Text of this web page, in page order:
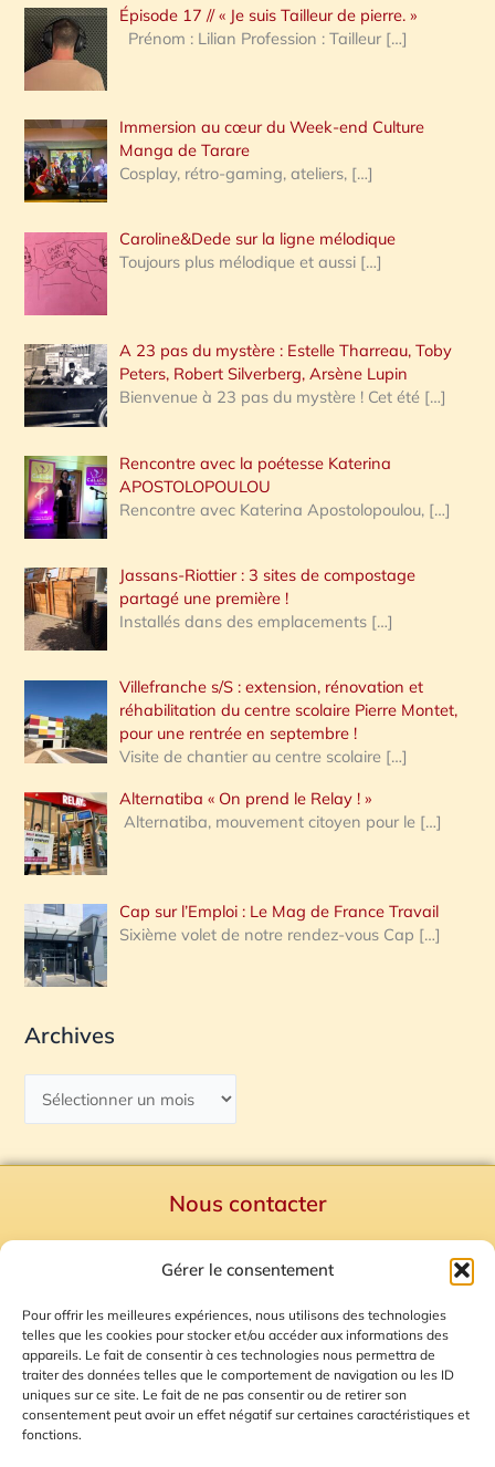
Gérer le consentement
Pour offrir les meilleures expériences, nous utilisons des technologies
telles que les cookies pour stocker et/ou accéder aux informations des
appareils. Le fait de consentir à ces technologies nous permettra de
traiter des données telles que le comportement de navigation ou les ID
uniques sur ce site. Le fait de ne pas consentir ou de retirer son
consentement peut avoir un effet négatif sur certaines caractéristiques et
fonctions.
h
e
:
Épisode 17 // « Je suis Tailleur de pierre. »
Prénom : Lilian Profession : Tailleur […]
Immersion au cœur du Week-end Culture
Manga de Tarare
Cosplay, rétro-gaming, ateliers, […]
Caroline&Dede sur la ligne mélodique
Toujours plus mélodique et aussi […]
A 23 pas du mystère : Estelle Tharreau, Toby
Peters, Robert Silverberg, Arsène Lupin
Bienvenue à 23 pas du mystère ! Cet été […]
Rencontre avec la poétesse Katerina
APOSTOLOPOULOU
Rencontre avec Katerina Apostolopoulou, […]
Jassans-Riottier : 3 sites de compostage
partagé une première !
Installés dans des emplacements […]
Villefranche s/S : extension, rénovation et
réhabilitation du centre scolaire Pierre Montet,
pour une rentrée en septembre !
Visite de chantier au centre scolaire […]
Alternatiba « On prend le Relay ! »
Alternatiba, mouvement citoyen pour le […]
Cap sur l’Emploi : Le Mag de France Travail
Sixième volet de notre rendez-vous Cap […]
Archives
Nous contacter
Mentions Légales
Plan du site
Gestion des Cookies